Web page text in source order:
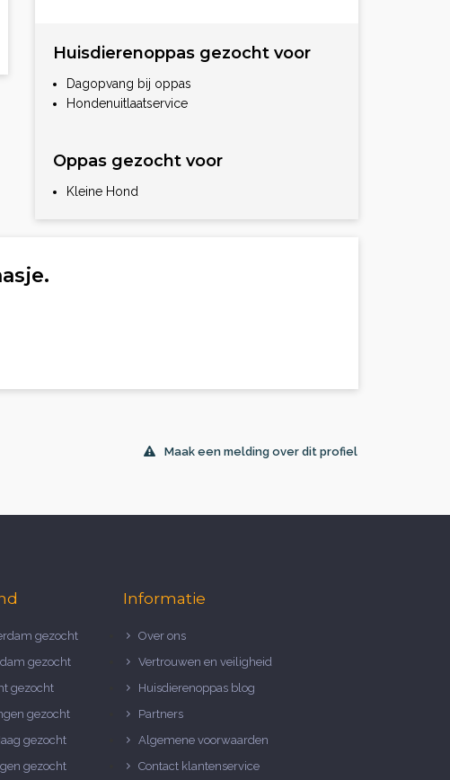
Huisdierenoppas gezocht voor
Dagopvang bij oppas
Hondenuitlaatservice
Oppas gezocht voor
Kleine Hond
Maak een melding over dit profiel
gezocht
gezocht
gezocht
gezocht
gezocht
gezocht
Informatie
Over ons
Vertrouwen en veiligheid
Huisdierenoppas blog
Partners
Algemene voorwaarden
Contact klantenservice